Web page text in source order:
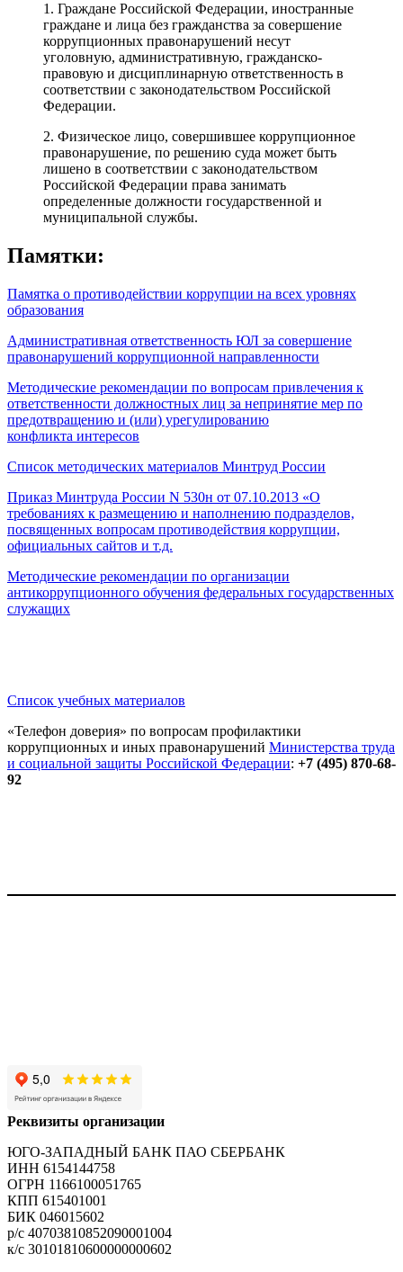
1. Граждане Российской Федерации, иностранные
граждане и лица без гражданства за совершение
коррупционных правонарушений несут
уголовную, административную, гражданско-
правовую и дисциплинарную ответственность в
соответствии с законодательством Российской
Федерации.
2. Физическое лицо, совершившее коррупционное
правонарушение, по решению суда может быть
лишено в соответствии с законодательством
Российской Федерации права занимать
определенные должности государственной и
муниципальной службы.
Памятки:
Памятка о противодействии коррупции на всех уровнях
образования
Административная ответственность ЮЛ за совершение
правонарушений коррупционной направленности
Методические рекомендации по вопросам привлечения к
ответственности должностных лиц за непринятие мер по
предотвращению и (или) урегулированию
конфликта интересов
Список методических материалов Минтруд России
Приказ Минтруда России N 530н от 07.10.2013 «О
требованиях к размещению и наполнению подразделов,
посвященных вопросам противодействия коррупции,
официальных сайтов и т.д.
Методические рекомендации по организации
антикоррупционного обучения федеральных государственных
служащих
Список учебных материалов
«Телефон доверия» по вопросам профилактики
коррупционных и иных правонарушений Министерства труда
и социальной защиты Российской Федерации: +7 (495) 870-68-
92
Реквизиты организации
ЮГО-ЗАПАДНЫЙ БАНК ПАО СБЕРБАНК
ИНН 6154144758
ОГРН 1166100051765
КПП 615401001
БИК 046015602
р/с 40703810852090001004
к/с 30101810600000000602